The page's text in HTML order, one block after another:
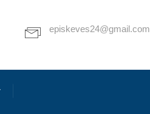
episkeves24@gmail.com